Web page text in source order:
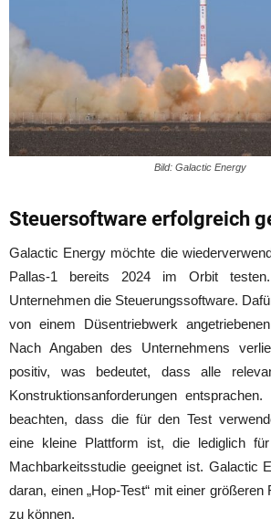
Bild: Galactic Energy
Steuersoftware erfolgreich
Galactic Energy möchte die
Pallas-1 bereits 2024 im Orbit
Unternehmen die Steuerungssoftware.
von einem Düsentriebwerk
Nach Angaben des Unternehmens
positiv, was bedeutet, dass alle
Konstruktionsanforderungen
beachten, dass die für den Test
eine kleine Plattform ist, die lediglich
Machbarkeitsstudie geeignet ist. Galactic
daran, einen „Hop-Test“ mit einer
zu können.